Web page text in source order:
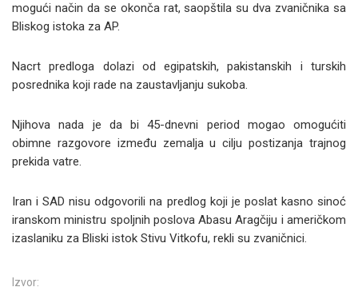
mogući način da se okonča rat, saopštila su dva zvaničnika sa
Bliskog istoka za AP.
Nacrt predloga dolazi od egipatskih, pakistanskih i turskih
posrednika koji rade na zaustavljanju sukoba.
Njihova nada je da bi 45-dnevni period mogao omogućiti
obimne razgovore između zemalja u cilju postizanja trajnog
prekida vatre.
Iran i SAD nisu odgovorili na predlog koji je poslat kasno sinoć
iranskom ministru spoljnih poslova Abasu Aragčiju i američkom
izaslaniku za Bliski istok Stivu Vitkofu, rekli su zvaničnici.
Izvor: